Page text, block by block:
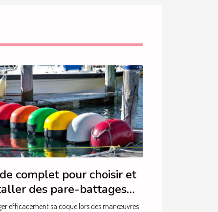
complet pour choisir et
des pare-battages
efficacement sa coque lors des manœuvres